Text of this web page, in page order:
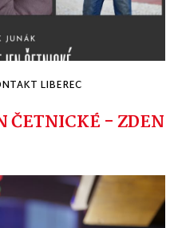
LIBEREC
ČETNICKÉ -